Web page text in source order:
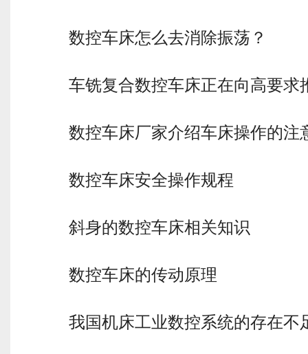
数控车床怎么去消除振荡？
车铣复合数控车床正在向高要
数控车床厂家介绍车床操作的
数控车床安全操作规程
斜身的数控车床相关知识
数控车床的传动原理
我国机床工业数控系统的存在